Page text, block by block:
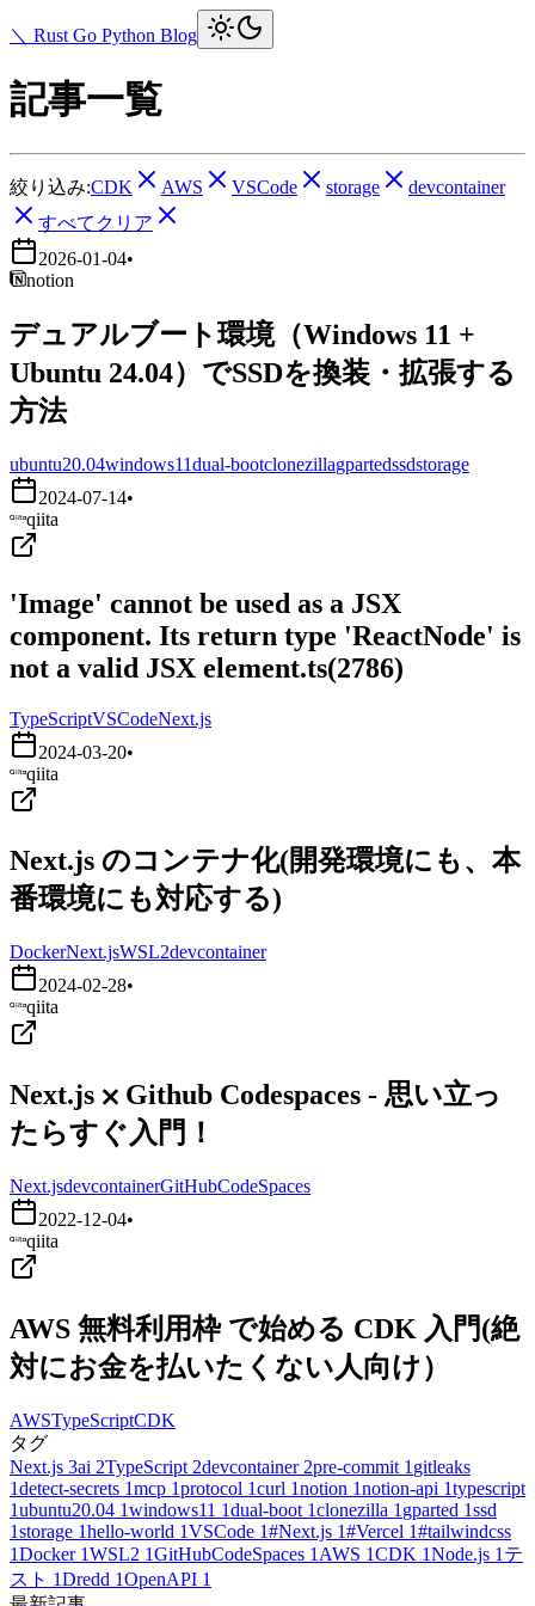
＼ Rust Go Python Blog
記事一覧
絞り込み:CDK AWS VSCode storage
devcontainer
すべてクリア
2026-01-04•
notion
デュアルブート環境（Windows 11 +
Ubuntu 24.04）でSSDを換装・拡張する
方法
ubuntu20.04windows11dual-bootclonezillagpartedssdstorage
2024-07-14•
qiita
'Image' cannot be used as a JSX
component. Its return type 'ReactNode' is
not a valid JSX element.ts(2786)
TypeScriptVSCodeNext.js
2024-03-20•
qiita
Next.js のコンテナ化(開発環境にも、本
番環境にも対応する)
DockerNext.jsWSL2devcontainer
2024-02-28•
qiita
Next.js ⨉ Github Codespaces - 思い立っ
たらすぐ入門！
Next.jsdevcontainerGitHubCodeSpaces
2022-12-04•
qiita
AWS 無料利用枠 で始める CDK 入門(絶
対にお金を払いたくない人向け）
AWSTypeScriptCDK
タグ
Next.js 3ai 2TypeScript 2devcontainer 2pre-commit 1 gitleaks
1detect-secrets 1mcp 1protocol 1curl 1notion 1notion-api 1typescript
1ubuntu20.04 1windows11 1dual-boot 1clonezilla 1 gparted 1ssd
1storage 1hello-world 1VSCode 1#Next.js 1#Vercel 1#tailwindcss
1Docker 1WSL2 1GitHubCodeSpaces 1 AWS 1CDK 1Node.js 1 テ
スト 1Dredd 1OpenAPI 1